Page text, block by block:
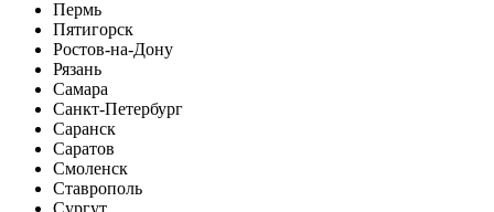
Пермь
Пятигорск
Ростов-на-Дону
Рязань
Самара
Санкт-Петербург
Саранск
Саратов
Смоленск
Ставрополь
Сургут